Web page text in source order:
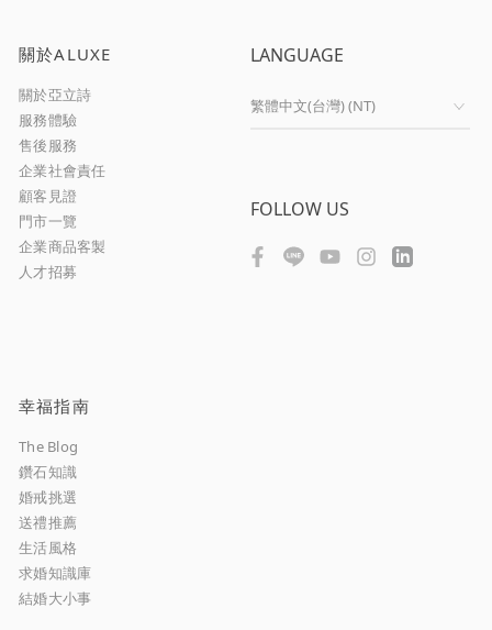
關於ALUXE
關於亞立詩
服務體驗
售後服務
企業社會責任
顧客見證
門市一覽
企業商品客製
人才招募
幸福指南
The Blog
鑽石知識
婚戒挑選
送禮推薦
生活風格
求婚知識庫
結婚大小事
LANGUAGE
FOLLOW US